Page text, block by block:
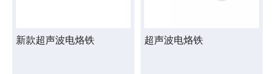
新款超声波电烙铁 超声波电烙铁